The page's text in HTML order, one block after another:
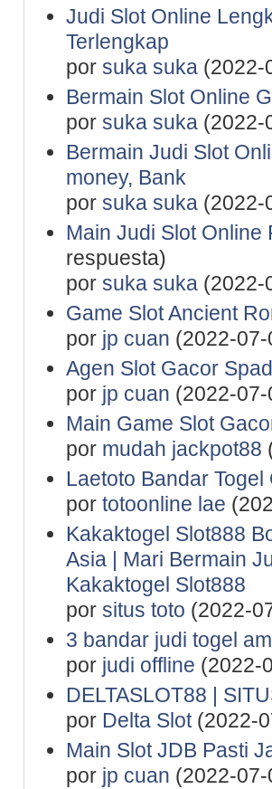
Judi Slot Online
Terlengkap
por suka suka(2022-
Bermain Slot Online
por suka suka(2022-
Bermain Judi Slot
money, Bank
por suka suka(2022-
Main Judi Slot
respuesta)
por suka suka(2022-
Game Slot Ancient
por jp cuan (2022-07-
Agen Slot Gacor
por jp cuan (2022-07-
Main Game Slot
por mudah jackpot88
Laetoto Bandar Togel
por totoonline lae
Kakaktogel Slot888
Asia | Mari Bermain
Kakaktogel Slot888
por situs toto (2022-
3 bandar judi togel
por judi offline (2022-
DELTASLOT88 |
por Delta Slot(2022-
Main Slot JDB Pasti
por jp cuan (2022-07-